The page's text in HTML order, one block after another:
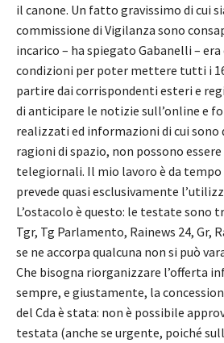
il canone. Un fatto gravissimo di cui
commissione di Vigilanza sono
incarico – ha spiegato Gabanelli –
condizioni per poter mettere tutti i
partire dai corrispondenti esteri e
di anticipare le notizie sull’online e
realizzati ed informazioni di cui sono
ragioni di spazio, non possono
telegiornali. Il mio lavoro è da
prevede quasi esclusivamente
L’ostacolo è questo: le testate sono
Tgr, Tg Parlamento, Rainews 24, Gr,
se ne accorpa qualcuna non si può
Che bisogna riorganizzare l’offerta
sempre, e giustamente, la
del Cda è stata: non è possibile
testata (anche se urgente, poiché